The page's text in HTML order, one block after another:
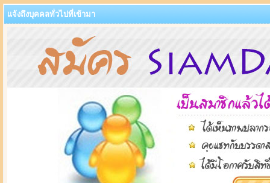
แจ้งถึงบุคคลทั่วไปที่เข้ามา